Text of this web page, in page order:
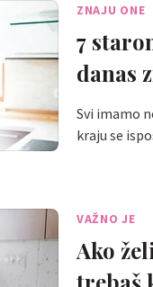
ZNAJU ONE
7
danas
Svi imamo
kraju se
VAŽNO JE
Ako
trebaš